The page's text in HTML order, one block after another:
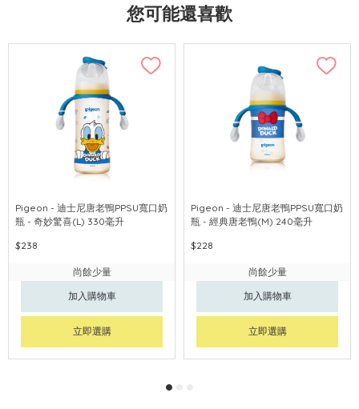
您可能還喜歡
Pigeon - 迪士尼唐老鴨PPSU寬口奶
瓶 - 奇妙驚喜(L) 330毫升
$238
尚餘少量
加入購物車
立即選購
Pigeon - 迪士尼唐老鴨PPSU寬口奶
瓶 - 經典唐老鴨(M) 240毫升
$228
尚餘少量
加入購物車
立即選購